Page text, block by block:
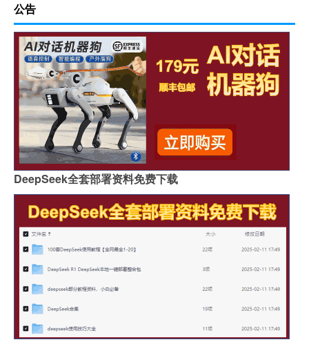
公告
DeepSeek全套部署资料免费下载